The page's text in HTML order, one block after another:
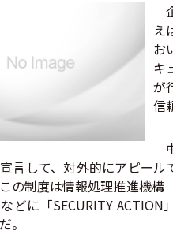
え
お
キ
が
信
言して、対外的にアピー
の制度は情報処理推進機構
どに「SECURITY
。